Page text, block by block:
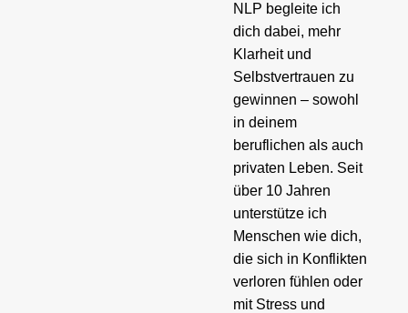
NLP begleite ich
dich dabei, mehr
Klarheit und
Selbstvertrauen zu
gewinnen – sowohl
in deinem
beruflichen als auch
privaten Leben. Seit
über 10 Jahren
unterstütze ich
Menschen wie dich,
die sich in Konflikten
verloren fühlen oder
mit Stress und